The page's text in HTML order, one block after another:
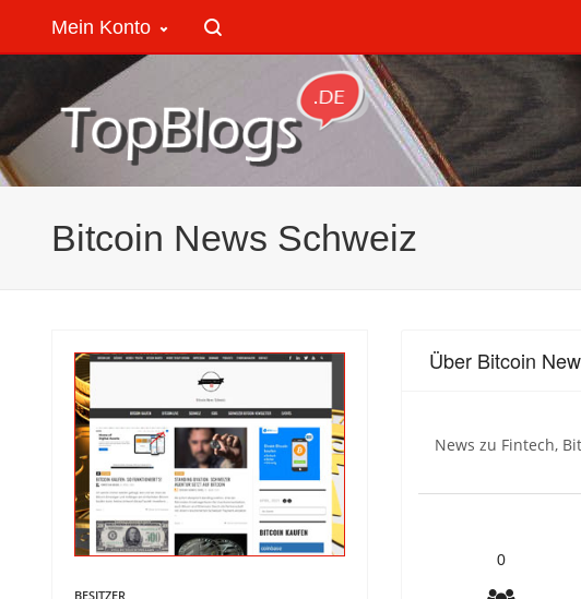
Mein Konto
Bitcoin News Schweiz
Über Bitcoin
News zu Fintech,
0
BESITZER